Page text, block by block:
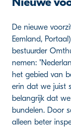
De nieuwe
Eemland,
bestuurder
nemen:
het gebied van
erin dat we juist
belangrijk dat
bundelen. Door
alleen beter